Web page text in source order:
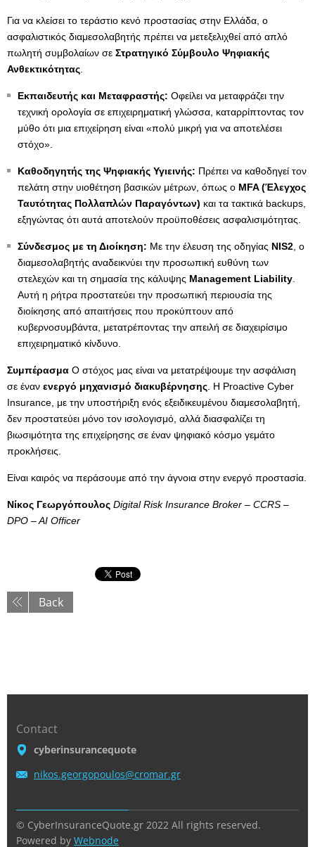
Για να κλείσει το τεράστιο κενό προστασίας στην Ελλάδα, ο
ασφαλιστικός διαμεσολαβητής πρέπει να μετεξελιχθεί από απλό
πωλητή συμβολαίων σε Στρατηγικό Σύμβουλο Ψηφιακής
Ανθεκτικότητας
Εκπαιδευτής και Μεταφραστής: Οφείλει να μεταφράζει την
τεχνική ορολογία σε επιχειρηματική γλώσσα, καταρρίπτοντας τον
μύθο ότι μια επιχείρηση είναι «πολύ μικρή για να αποτελέσει
στόχο».
Καθοδηγητής της Ψηφιακής Υγιεινής: Πρέπει να καθοδηγεί τον
πελάτη στην υιοθέτηση βασικών μέτρων, όπως ο MFA(Έλεγχος
Ταυτότητας Πολλαπλών Παραγόντων) και τα τακτικά backups,
εξηγώντας ότι αυτά αποτελούν προϋποθέσεις ασφαλισιμότητας.
Σύνδεσμος με τη Διοίκηση: Με την έλευση της οδηγίας NIS2 , ο
διαμεσολαβητής αναδεικνύει την προσωπική ευθύνη των
στελεχών και τη σημασία της κάλυψης Management Liability
Αυτή η ρήτρα προστατεύει την προσωπική περιουσία της
διοίκησης από απαιτήσεις που προκύπτουν από
κυβερνοσυμβάντα, μετατρέποντας την απειλή σε διαχειρίσιμο
επιχειρηματικό κίνδυνο.
Συμπέρασμα Ο στόχος μας είναι να μετατρέψουμε την ασφάλιση
σε έναν ενεργό μηχανισμό διακυβέρνησης . Η Proactive Cyber
Insurance, με την υποστήριξη ενός εξειδικευμένου διαμεσολαβητή,
δεν προστατεύει μόνο τον ισολογισμό, αλλά διασφαλίζει τη
βιωσιμότητα της επιχείρησης σε έναν ψηφιακό κόσμο γεμάτο
προκλήσεις.
Είναι καιρός να περάσουμε από την άγνοια στην ενεργό προστασία.
Νίκος Γεωργόπουλος Digital Risk Insurance Broker – CCRS –
DPO – AI Officer
Back
Contact
cyberinsurancequote
nikos.georgopoulos@cromar.gr
© CyberInsuranceQuote.gr 2022 All rights reserved.
Powered by Webnode